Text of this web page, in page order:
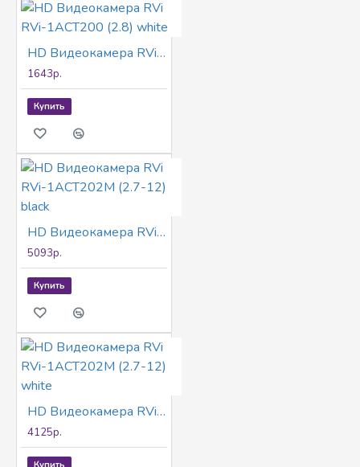
HD Видеокамера RVi RVi-1ACT200 (2.8) white
1643р.
Купить
HD Видеокамера RVi RVi-1ACT202M (2.7-12) black
5093р.
Купить
HD Видеокамера RVi RVi-1ACT202M (2.7-12) white
4125р.